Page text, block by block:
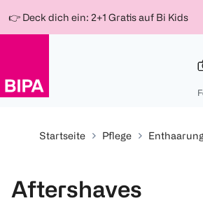
Für
150 Ös
Für
300 Ös
Für
500 Ös
zum
👉 Deck dich ein: 2+1 Gratis auf Bi Kids
Startseite Pflege
Aftershaves